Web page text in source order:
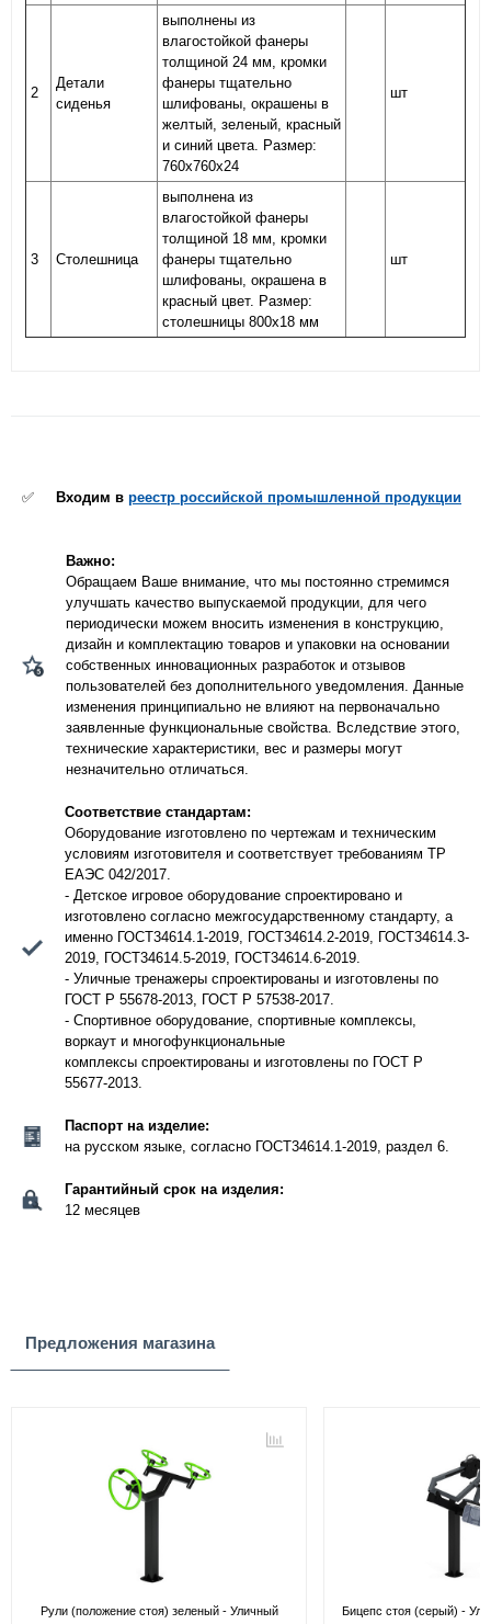
2
Детали
сиденья
выполнены из
влагостойкой фанеры
толщиной 24 мм, кромки
фанеры тщательно
шлифованы, окрашены в
желтый, зеленый, красный
и синий цвета. Размер:
760х760х24
шт
3 Столешница
выполнена из
влагостойкой фанеры
толщиной 18 мм, кромки
фанеры тщательно
шлифованы, окрашена в
красный цвет. Размер:
столешницы 800х18 мм
шт
✅ Входим в реестр российской промышленной продукции
Важно:
Обращаем Ваше внимание, что мы постоянно стремимся
улучшать качество выпускаемой продукции, для чего
периодически можем вносить изменения в конструкцию,
дизайн и комплектацию товаров и упаковки на основании
собственных инновационных разработок и отзывов
пользователей без дополнительного уведомления. Данные
изменения принципиально не влияют на первоначально
заявленные функциональные свойства. Вследствие этого,
технические характеристики, вес и размеры могут
незначительно отличаться.
Соответствие стандартам:
Оборудование изготовлено по чертежам и техническим
условиям изготовителя и соответствует требованиям ТР
ЕАЭС 042/2017.
- Детское игровое оборудование спроектировано и
изготовлено согласно межгосударственному стандарту, а
именно ГОСТ34614.1-2019, ГОСТ34614.2-2019, ГОСТ34614.3-
2019, ГОСТ34614.5-2019, ГОСТ34614.6-2019.
- Уличные тренажеры спроектированы и изготовлены по
ГОСТ Р 55678-2013, ГОСТ Р 57538-2017.
- Спортивное оборудование, спортивные комплексы,
воркаут и многофункциональные
комплексы спроектированы и изготовлены по ГОСТ Р
55677-2013.
Паспорт на изделие:
на русском языке, согласно ГОСТ34614.1-2019, раздел 6.
Гарантийный срок на изделия:
12 месяцев
Предложения магазина
Рули (положение стоя) зеленый - Уличный
Бицепс стоя (серый) -